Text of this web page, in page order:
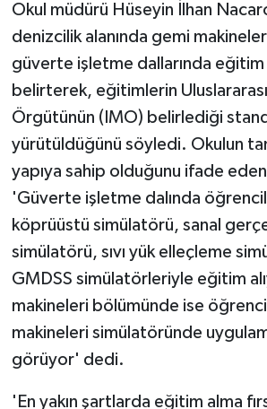
Okul müdürü Hüseyin İlhan
denizcilik alanında gemi
güverte işletme dallarında
belirterek, eğitimlerin
Örgütünün (IMO) belirlediği
yürütüldüğünü söyledi. Okulun
yapıya sahip olduğunu ifade
'Güverte işletme dalında
köprüüstü simülatörü, sanal
simülatörü, sıvı yük elleçleme
GMDSS simülatörleriyle eğitim
makineleri bölümünde ise
makineleri simülatöründe
görüyor' dedi.
'En yakın şartlarda eğitim alma